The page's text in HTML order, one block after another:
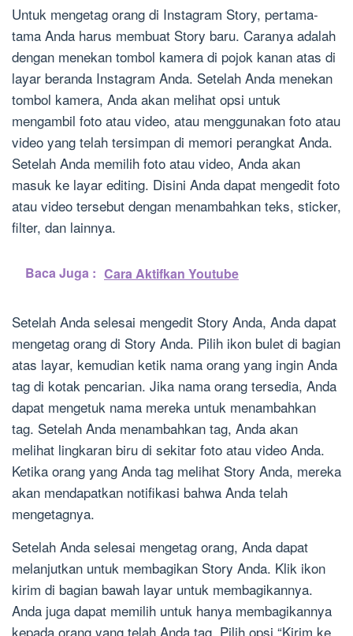
Untuk mengetag orang di Instagram Story, pertama-
tama Anda harus membuat Story baru. Caranya adalah
dengan menekan tombol kamera di pojok kanan atas di
layar beranda Instagram Anda. Setelah Anda menekan
tombol kamera, Anda akan melihat opsi untuk
mengambil foto atau video, atau menggunakan foto atau
video yang telah tersimpan di memori perangkat Anda.
Setelah Anda memilih foto atau video, Anda akan
masuk ke layar editing. Disini Anda dapat mengedit foto
atau video tersebut dengan menambahkan teks, sticker,
filter, dan lainnya.
Baca Juga : Cara Aktifkan Youtube
Setelah Anda selesai mengedit Story Anda, Anda dapat
mengetag orang di Story Anda. Pilih ikon bulet di bagian
atas layar, kemudian ketik nama orang yang ingin Anda
tag di kotak pencarian. Jika nama orang tersedia, Anda
dapat mengetuk nama mereka untuk menambahkan
tag. Setelah Anda menambahkan tag, Anda akan
melihat lingkaran biru di sekitar foto atau video Anda.
Ketika orang yang Anda tag melihat Story Anda, mereka
akan mendapatkan notifikasi bahwa Anda telah
mengetagnya.
Setelah Anda selesai mengetag orang, Anda dapat
melanjutkan untuk membagikan Story Anda. Klik ikon
kirim di bagian bawah layar untuk membagikannya.
Anda juga dapat memilih untuk hanya membagikannya
kepada orang yang telah Anda tag. Pilih opsi “Kirim ke